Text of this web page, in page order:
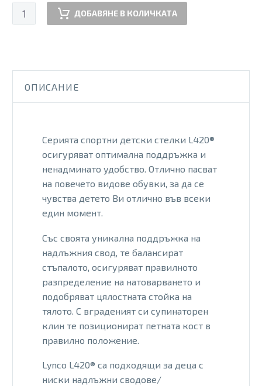
количество
за
стелки
плоскостъпие
ДОБАВЯНЕ В КОЛИЧКАТА
ОПИСАНИЕ
Серията спортни детски стелки L420®
осигуряват оптимална поддръжка и
ненадминато удобство. Отлично пасват
на повечето видове обувки, за да се
чувства детето Ви отлично във всеки
един момент.
Със своята уникална поддръжка на
надлъжния свод, те балансират
стъпалото, осигуряват правилното
разпределение на натоварването и
подобряват цялостната стойка на
тялото. С вграденият си супинаторен
клин те позиционират петната кост в
правилно положение.
Lynco L420® са подходящи за деца с
ниски надлъжни сводове/